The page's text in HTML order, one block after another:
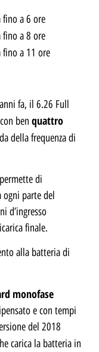
a 6 ore
a 8 ore
a 11 ore
fa, il 6.26 Full
ben quattro
della frequenza di
di
parte del
d’ingresso
finale.
alla batteria di
monofase
e con tempi
del 2018
carica la batteria in